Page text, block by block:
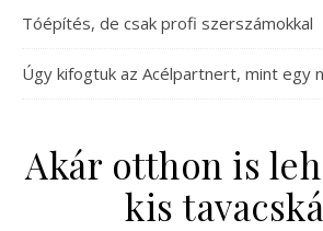
Tóépítés, de csak profi szerszámokkal
Úgy kifogtuk az Acélpartnert, mint egy
Akár otthon is
kis